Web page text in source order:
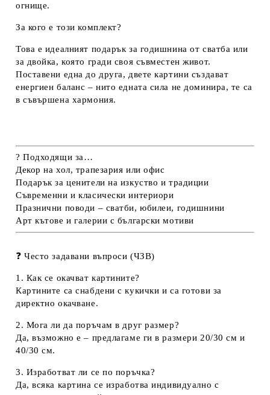
огнище.
За кого е този комплект?
Това е идеалният подарък за годишнина от сватба или
за двойка, която гради своя съвместен живот.
Поставени една до друга, двете картини създават
енергиен баланс – нито едната сила не доминира, те са
в съвършена хармония.
? Подходящи за…
Декор на хол, трапезария или офис
Подарък за ценители на изкуство и традиции
Съвременни и класически интериори
Празнични поводи – сватби, юбилеи, годишнини
Арт кътове и галерии с български мотиви
❓ Често задавани въпроси (ЧЗВ)
1. Как се окачват картините?
Картините са снабдени с кукички и са готови за
директно окачване.
2. Мога ли да поръчам в друг размер?
Да, възможно е – предлагаме ги в размери 20/30 см и
40/30 см.
3. Изработват ли се по поръчка?
Да, всяка картина се изработва индивидуално с